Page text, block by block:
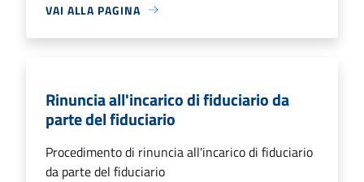
VAI ALLA PAGINA
Rinuncia all'incarico di fiduciario da
parte del fiduciario
Procedimento di rinuncia all'incarico di fiduciario
da parte del fiduciario